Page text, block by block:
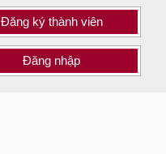
Đăng ký thành viên
Đăng nhập